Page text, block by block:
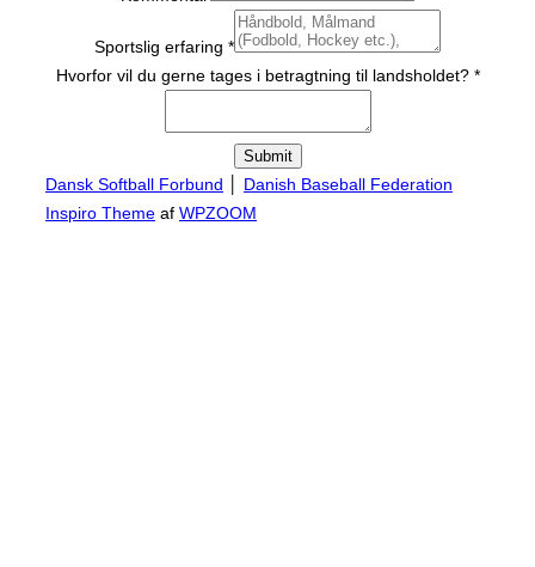
Email
Hvorfor
til
Sportslig erfaring *
Hvorfor vil du gerne tages i betragtning til landsholdet? *
Submit
Dansk Softball Forbund
Danish Baseball Federation
Inspiro Theme af WPZOOM